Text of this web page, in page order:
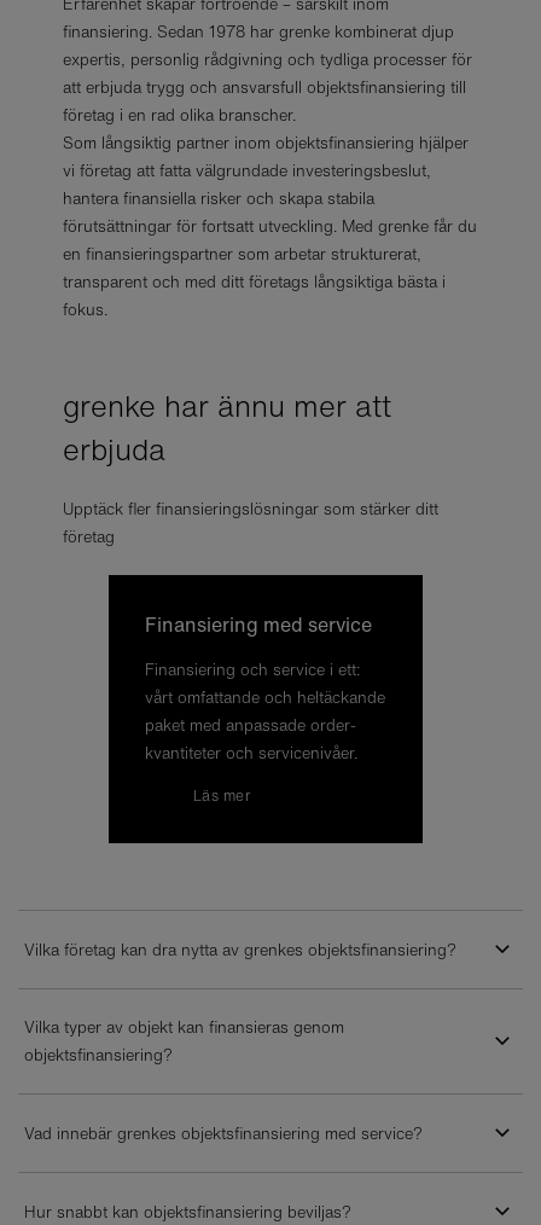
finansiering. Sedan 1978 har grenke kombinerat djup
expertis, personlig rådgivning och tydliga processer för
att erbjuda trygg och ansvarsfull objektsfinansiering till
företag i en rad olika branscher.
Som långsiktig partner inom objektsfinansiering hjälper
vi företag att fatta välgrundade investeringsbeslut,
hantera finansiella risker och skapa stabila
förutsättningar för fortsatt utveckling. Med grenke får du
en finansieringspartner som arbetar strukturerat,
transparent och med ditt företags långsiktiga bästa i
fokus.
grenke har ännu mer att
erbjuda
Upptäck fler finansieringslösningar som stärker ditt
företag
Fi­nan­sie­ring med ser­vice
Fi­nan­sie­ring och ser­vice i ett:
vårt om­fat­tan­de och hel­täc­kan­de
paket med an­pas­sa­de or­der­
kvan­ti­te­ter och ser­vice­ni­vå­er.
Läs mer
Vilka företag kan dra nytta av grenkes objektsfinansiering?
Vilka typer av objekt kan finansieras genom
objektsfinansiering?
Vad innebär grenkes objektsfinansiering med service?
Hur snabbt kan objektsfinansiering beviljas?